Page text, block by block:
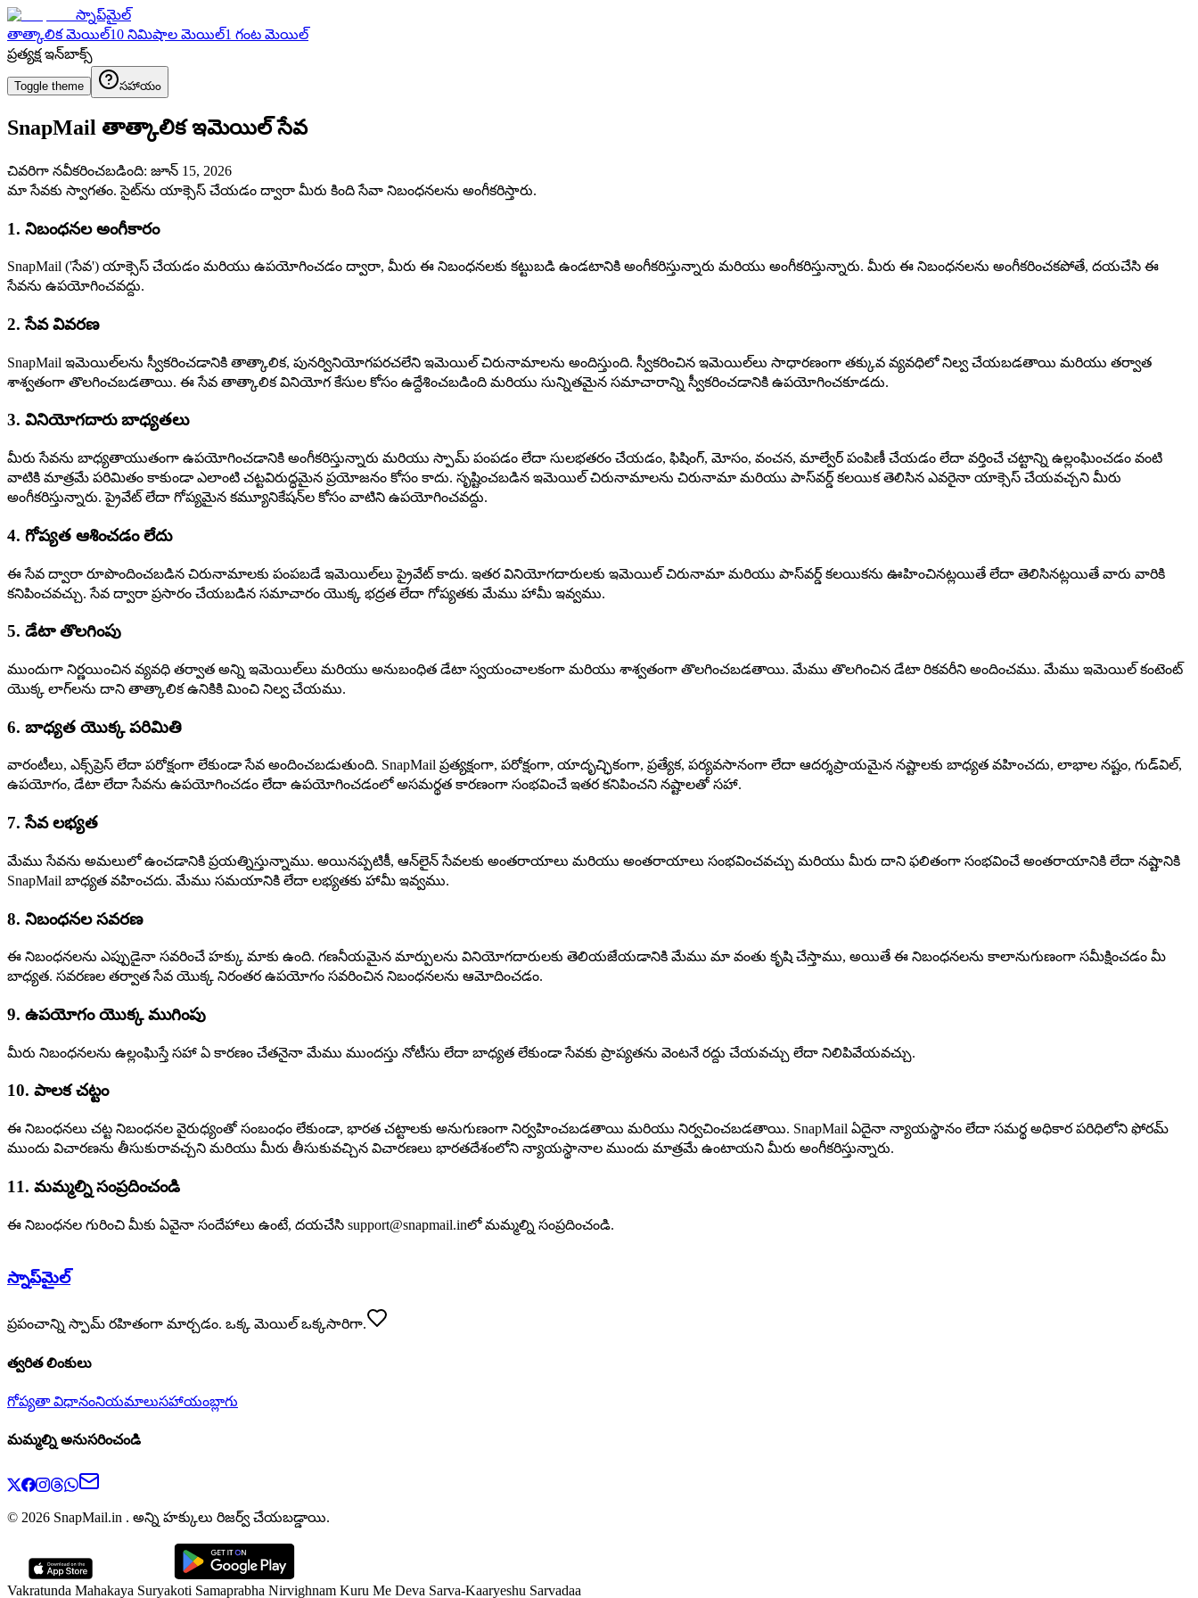
స్నాప్‌మైల్
తాత్కాలిక మెయిల్10 నిమిషాల మెయిల్1 గంట మెయిల్
ప్రత్యక్ష ఇన్‌బాక్స్
Toggle theme సహాయం
SnapMail తాత్కాలిక ఇమెయిల్ సేవ
చివరిగా నవీకరించబడింది: జూన్ 15, 2026
మా సేవకు స్వాగతం. సైట్‌ను యాక్సెస్ చేయడం ద్వారా మీరు కింది సేవా నిబంధనలను అంగీకరిస్తారు.
1. నిబంధనల అంగీకారం
SnapMail ('సేవ') యాక్సెస్ చేయడం మరియు ఉపయోగించడం ద్వారా, మీరు ఈ నిబంధనలకు కట్టుబడి ఉండటానికి అంగీకరిస్తున్నారు మరియు అంగీకరిస్తున్నారు. మీరు ఈ నిబంధనలను అంగీకరించకపోతే, దయచేసి ఈ
సేవను ఉపయోగించవద్దు.
2. సేవ వివరణ
SnapMail ఇమెయిల్‌లను స్వీకరించడానికి తాత్కాలిక, పునర్వినియోగపరచలేని ఇమెయిల్ చిరునామాలను అందిస్తుంది. స్వీకరించిన ఇమెయిల్‌లు సాధారణంగా తక్కువ వ్యవధిలో నిల్వ చేయబడతాయి మరియు తర్వాత
శాశ్వతంగా తొలగించబడతాయి. ఈ సేవ తాత్కాలిక వినియోగ కేసుల కోసం ఉద్దేశించబడింది మరియు సున్నితమైన సమాచారాన్ని స్వీకరించడానికి ఉపయోగించకూడదు.
3. వినియోగదారు బాధ్యతలు
మీరు సేవను బాధ్యతాయుతంగా ఉపయోగించడానికి అంగీకరిస్తున్నారు మరియు స్పామ్ పంపడం లేదా సులభతరం చేయడం, ఫిషింగ్, మోసం, వంచన, మాల్వేర్ పంపిణీ చేయడం లేదా వర్తించే చట్టాన్ని ఉల్లంఘించడం వంటి
వాటికి మాత్రమే పరిమితం కాకుండా ఎలాంటి చట్టవిరుద్ధమైన ప్రయోజనం కోసం కాదు. సృష్టించబడిన ఇమెయిల్ చిరునామాలను చిరునామా మరియు పాస్‌వర్డ్ కలయిక తెలిసిన ఎవరైనా యాక్సెస్ చేయవచ్చని మీరు
అంగీకరిస్తున్నారు. ప్రైవేట్ లేదా గోప్యమైన కమ్యూనికేషన్‌ల కోసం వాటిని ఉపయోగించవద్దు.
4. గోప్యత ఆశించడం లేదు
ఈ సేవ ద్వారా రూపొందించబడిన చిరునామాలకు పంపబడే ఇమెయిల్‌లు ప్రైవేట్ కాదు. ఇతర వినియోగదారులకు ఇమెయిల్ చిరునామా మరియు పాస్‌వర్డ్ కలయికను ఊహించినట్లయితే లేదా తెలిసినట్లయితే వారు వారికి
కనిపించవచ్చు. సేవ ద్వారా ప్రసారం చేయబడిన సమాచారం యొక్క భద్రత లేదా గోప్యతకు మేము హామీ ఇవ్వము.
5. డేటా తొలగింపు
ముందుగా నిర్ణయించిన వ్యవధి తర్వాత అన్ని ఇమెయిల్‌లు మరియు అనుబంధిత డేటా స్వయంచాలకంగా మరియు శాశ్వతంగా తొలగించబడతాయి. మేము తొలగించిన డేటా రికవరీని అందించము. మేము ఇమెయిల్ కంటెంట్
యొక్క లాగ్‌లను దాని తాత్కాలిక ఉనికికి మించి నిల్వ చేయము.
6. బాధ్యత యొక్క పరిమితి
వారంటీలు, ఎక్స్‌ప్రెస్ లేదా పరోక్షంగా లేకుండా సేవ అందించబడుతుంది. SnapMail ప్రత్యక్షంగా, పరోక్షంగా, యాదృచ్ఛికంగా, ప్రత్యేక, పర్యవసానంగా లేదా ఆదర్శప్రాయమైన నష్టాలకు బాధ్యత వహించదు, లాభాల నష్టం, గుడ్‌విల్,
ఉపయోగం, డేటా లేదా సేవను ఉపయోగించడం లేదా ఉపయోగించడంలో అసమర్థత కారణంగా సంభవించే ఇతర కనిపించని నష్టాలతో సహా.
7. సేవ లభ్యత
మేము సేవను అమలులో ఉంచడానికి ప్రయత్నిస్తున్నాము. అయినప్పటికీ, ఆన్‌లైన్ సేవలకు అంతరాయాలు మరియు అంతరాయాలు సంభవించవచ్చు మరియు మీరు దాని ఫలితంగా సంభవించే అంతరాయానికి లేదా నష్టానికి
SnapMail బాధ్యత వహించదు. మేము సమయానికి లేదా లభ్యతకు హామీ ఇవ్వము.
8. నిబంధనల సవరణ
ఈ నిబంధనలను ఎప్పుడైనా సవరించే హక్కు మాకు ఉంది. గణనీయమైన మార్పులను వినియోగదారులకు తెలియజేయడానికి మేము మా వంతు కృషి చేస్తాము, అయితే ఈ నిబంధనలను కాలానుగుణంగా సమీక్షించడం మీ
బాధ్యత. సవరణల తర్వాత సేవ యొక్క నిరంతర ఉపయోగం సవరించిన నిబంధనలను ఆమోదించడం.
9. ఉపయోగం యొక్క ముగింపు
మీరు నిబంధనలను ఉల్లంఘిస్తే సహా ఏ కారణం చేతనైనా మేము ముందస్తు నోటీసు లేదా బాధ్యత లేకుండా సేవకు ప్రాప్యతను వెంటనే రద్దు చేయవచ్చు లేదా నిలిపివేయవచ్చు.
10. పాలక చట్టం
ఈ నిబంధనలు చట్ట నిబంధనల వైరుధ్యంతో సంబంధం లేకుండా, భారత చట్టాలకు అనుగుణంగా నిర్వహించబడతాయి మరియు నిర్వచించబడతాయి. SnapMail ఏదైనా న్యాయస్థానం లేదా సమర్థ అధికార పరిధిలోని ఫోరమ్
ముందు విచారణను తీసుకురావచ్చని మరియు మీరు తీసుకువచ్చిన విచారణలు భారతదేశంలోని న్యాయస్థానాల ముందు మాత్రమే ఉంటాయని మీరు అంగీకరిస్తున్నారు.
11. మమ్మల్ని సంప్రదించండి
ఈ నిబంధనల గురించి మీకు ఏవైనా సందేహాలు ఉంటే, దయచేసి support@snapmail.inలో మమ్మల్ని సంప్రదించండి.
స్నాప్‌మైల్
ప్రపంచాన్ని స్పామ్ రహితంగా మార్చడం. ఒక్క మెయిల్ ఒక్కసారిగా.
త్వరిత లింకులు
గోప్యతా విధానంనియమాలుసహాయంబ్లాగు
మమ్మల్ని అనుసరించండి
© 2026 SnapMail.in . అన్ని హక్కులు రిజర్వ్ చేయబడ్డాయి.
Vakratunda Mahakaya Suryakoti Samaprabha Nirvighnam Kuru Me Deva Sarva-Kaaryeshu Sarvadaa